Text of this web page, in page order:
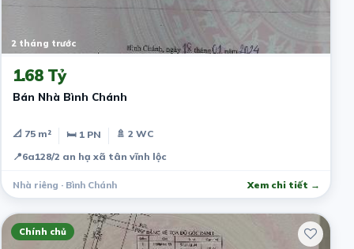
2 tháng trước
1.68 Tỷ
Bán Nhà Bình Chánh
📐 75 m² 🛏 1 PN
🚿 2 WC
📍6a128/2 an hạ xã tân vĩnh lộc
Nhà riêng · Bình Chánh Xem chi tiết →
Chính chủ